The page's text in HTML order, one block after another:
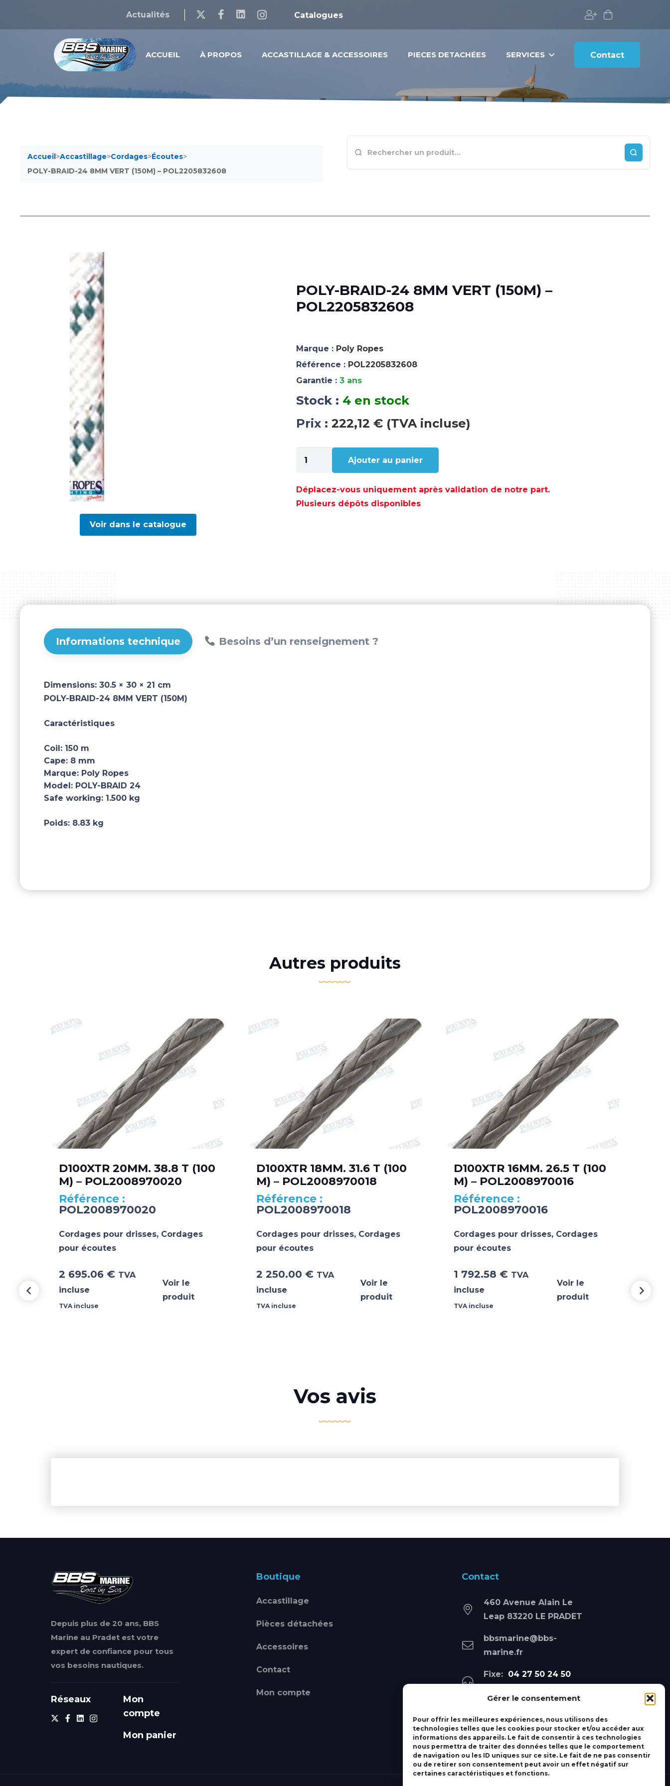
Gérer le consentement
Pour offrir les meilleures expériences, nous utilisons des
technologies telles que les cookies pour stocker et/ou accéder aux
informations des appareils. Le fait de consentir à ces technologies
nous permettra de traiter des données telles que le comportement
de navigation ou les ID uniques sur ce site. Le fait de ne pas consentir
ou de retirer son consentement peut avoir un effet négatif sur
certaines caractéristiques et fonctions.
Actualités Catalogues
ACCUEIL À PROPOS ACCASTILLAGE & ACCESSOIRES PIECES DETACHÉES SERVICES Contact
Accueil>Accastillage>Cordages>Écoutes>
POLY-BRAID-24 8MM VERT (150M) – POL2205832608
Voir dans le catalogue
POLY-BRAID-24 8MM VERT (150M) –
POL2205832608
Marque : Poly Ropes
Référence : POL2205832608
Garantie : 3 ans
Stock : 4 en stock
Prix : 222,12 € (TVA incluse)
quantité
de
BRAID-
24
Ajouter au panier
Déplacez-vous uniquement après validation de notre part.
Plusieurs dépôts disponibles
Informations technique Besoins d’un renseignement ?
Dimensions: 30.5 × 30 × 21 cm
POLY-BRAID-24 8MM VERT (150M)
Caractéristiques
Coil: 150 m
Cape: 8 mm
Marque: Poly Ropes
Model: POLY-BRAID 24
Safe working: 1.500 kg
Poids: 8.83 kg
Autres produits
D100XTR 20MM. 38.8 T (100
M) – POL2008970020
POL2008970020
Cordages pour drisses, Cordages
pour écoutes
2 695.06 € TVA
incluse
TVA incluse
Voir le
produit
D100XTR 18MM. 31.6 T (100
M) – POL2008970018
POL2008970018
Cordages pour drisses, Cordages
pour écoutes
2 250.00 € TVA
incluse
TVA incluse
Voir le
produit
D100XTR 16MM. 26.5 T (100
M) – POL2008970016
POL2008970016
Cordages pour drisses, Cordages
pour écoutes
1 792.58 € TVA
incluse
TVA incluse
Voir le
produit
Vos avis
Depuis plus de 20 ans, BBS
Marine au Pradet est votre
expert de confiance pour tous
vos besoins nautiques.
Réseaux
Mon
compte
Mon panier
Boutique
Accastillage
Pièces détachées
Accessoires
Contact
Mon compte
Contact
460 Avenue Alain Le
Leap 83220 LE PRADET
bbsmarine@bbs-
marine.fr
Fixe: 04 27 50 24 50